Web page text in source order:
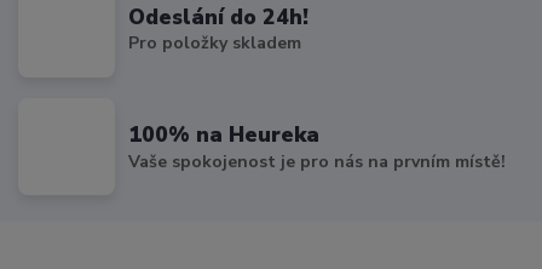
Odeslání do 24h!
Pro položky skladem
100% na Heureka
Vaše spokojenost je pro nás na prvním místě!